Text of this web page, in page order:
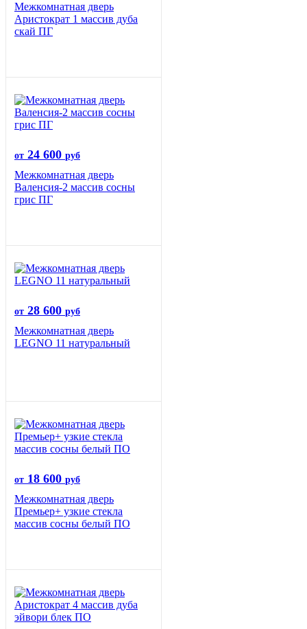
Межкомнатная дверь
Аристократ 1 массив дуба
скай ПГ
от 24 600 руб
Межкомнатная дверь
Валенсия-2 массив сосны
грис ПГ
от 28 600 руб
Межкомнатная дверь
LEGNO 11 натуральный
от 18 600 руб
Межкомнатная дверь
Премьер+ узкие стекла
массив сосны белый ПО